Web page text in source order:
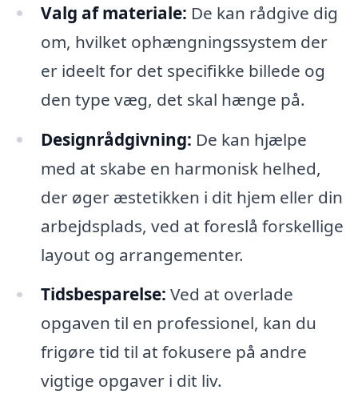
Valg af materiale: De kan rådgive dig
om, hvilket ophængningssystem der
er ideelt for det specifikke billede og
den type væg, det skal hænge på.
Designrådgivning: De kan hjælpe
med at skabe en harmonisk helhed,
der øger æstetikken i dit hjem eller din
arbejdsplads, ved at foreslå forskellige
layout og arrangementer.
Tidsbesparelse: Ved at overlade
opgaven til en professionel, kan du
frigøre tid til at fokusere på andre
vigtige opgaver i dit liv.